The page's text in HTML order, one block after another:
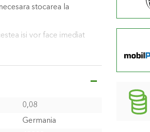
stocarea la
isi vor face imediat
este suficient pentru iazuri
perioada de
in siguranta a
0,08
Germania